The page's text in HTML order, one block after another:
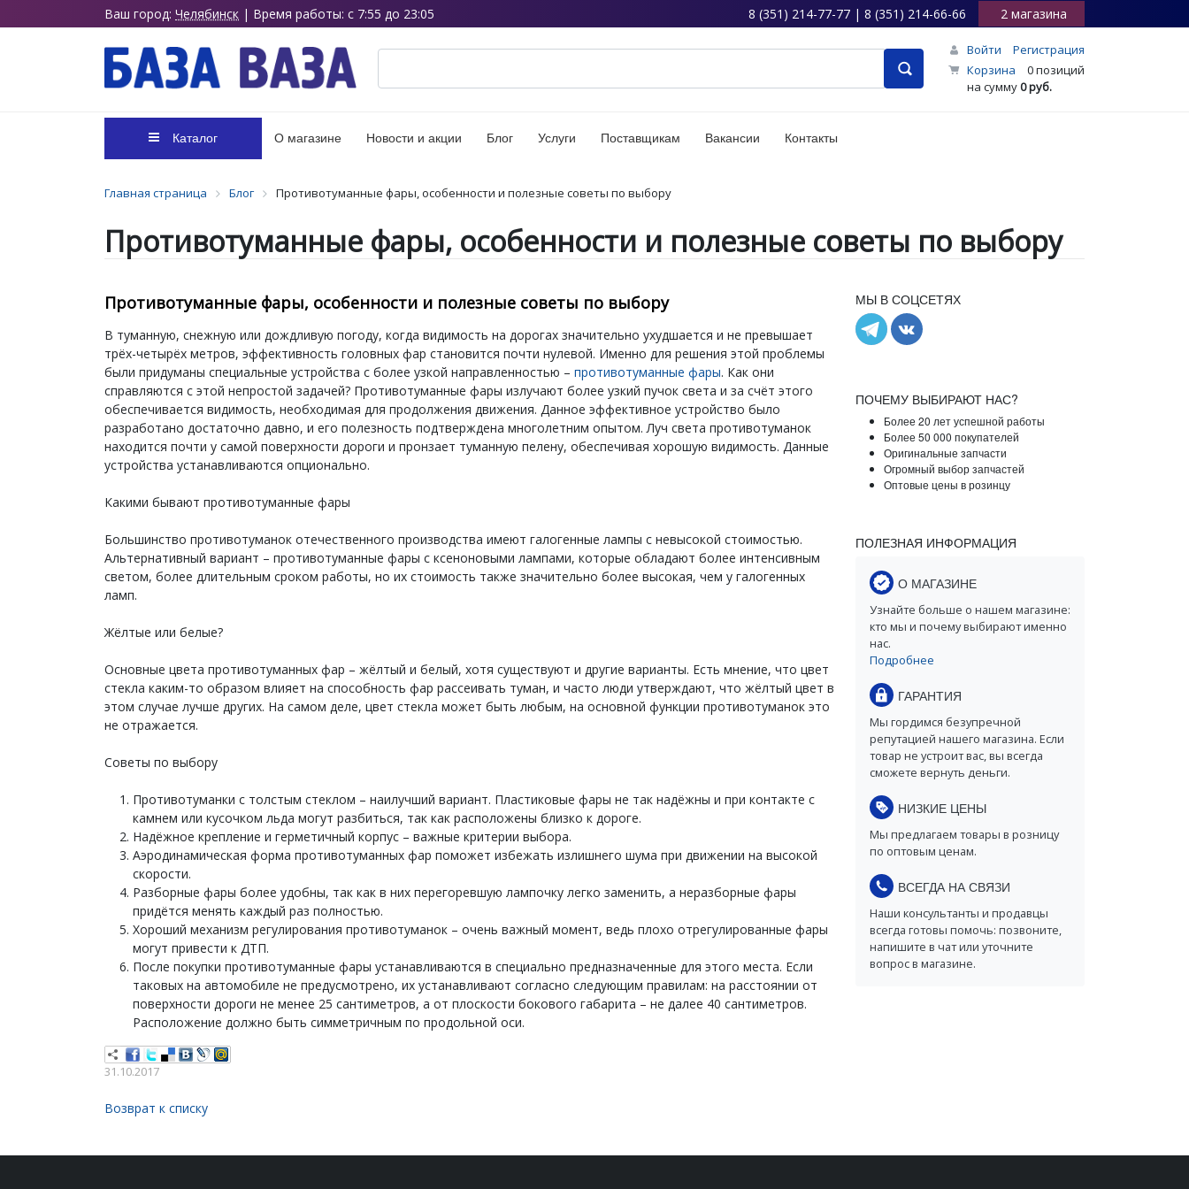
Ваш город: Челябинск | Время работы: с 7:55 до 23:05 8 (351) 214-77-77 | 8 (351) 214-66-66 2 магазина
Войти
Регистрация
Корзина
0 позиций
на сумму0 руб.
Каталог О магазине Новости и акции Блог Услуги Поставщикам Вакансии Контакты
Главная страница Блог Противотуманные фары, особенности и полезные советы по выбору
Противотуманные фары, особенности и полезные советы по выбору
Противотуманные фары, особенности и полезные советы по выбору
В туманную, снежную или дождливую погоду, когда видимость на дорогах значительно ухудшается и не превышает
трёх-четырёх метров, эффективность головных фар становится почти нулевой. Именно для решения этой проблемы
были придуманы специальные устройства с более узкой направленностью – противотуманные фары. Как они
справляются с этой непростой задачей? Противотуманные фары излучают более узкий пучок света и за счёт этого
обеспечивается видимость, необходимая для продолжения движения. Данное эффективное устройство было
разработано достаточно давно, и его полезность подтверждена многолетним опытом. Луч света противотуманок
находится почти у самой поверхности дороги и пронзает туманную пелену, обеспечивая хорошую видимость. Данные
устройства устанавливаются опционально.
Какими бывают противотуманные фары
Большинство противотуманок отечественного производства имеют галогенные лампы с невысокой стоимостью.
Альтернативный вариант – противотуманные фары с ксеноновыми лампами, которые обладают более интенсивным
светом, более длительным сроком работы, но их стоимость также значительно более высокая, чем у галогенных
ламп.
Жёлтые или белые?
Основные цвета противотуманных фар – жёлтый и белый, хотя существуют и другие варианты. Есть мнение, что цвет
стекла каким-то образом влияет на способность фар рассеивать туман, и часто люди утверждают, что жёлтый цвет в
этом случае лучше других. На самом деле, цвет стекла может быть любым, на основной функции противотуманок это
не отражается.
Советы по выбору
Противотуманки с толстым стеклом – наилучший вариант. Пластиковые фары не так надёжны и при контакте с
камнем или кусочком льда могут разбиться, так как расположены близко к дороге.
Надёжное крепление и герметичный корпус – важные критерии выбора.
Аэродинамическая форма противотуманных фар поможет избежать излишнего шума при движении на высокой
скорости.
Разборные фары более удобны, так как в них перегоревшую лампочку легко заменить, а неразборные фары
придётся менять каждый раз полностью.
Хороший механизм регулирования противотуманок – очень важный момент, ведь плохо отрегулированные фары
могут привести к ДТП.
После покупки противотуманные фары устанавливаются в специально предназначенные для этого места. Если
таковых на автомобиле не предусмотрено, их устанавливают согласно следующим правилам: на расстоянии от
поверхности дороги не менее 25 сантиметров, а от плоскости бокового габарита – не далее 40 сантиметров.
Расположение должно быть симметричным по продольной оси.
31.10.2017
Возврат к списку
МЫ В СОЦСЕТЯХ
ПОЧЕМУ ВЫБИРАЮТ НАС?
Более 20 лет успешной работы
Более 50 000 покупателей
Оригинальные запчасти
Огромный выбор запчастей
Оптовые цены в розинцу
ПОЛЕЗНАЯ ИНФОРМАЦИЯ
О МАГАЗИНЕ
Узнайте больше о нашем магазине:
кто мы и почему выбирают именно
нас.
Подробнее
ГАРАНТИЯ
Мы гордимся безупречной
репутацией нашего магазина. Если
товар не устроит вас, вы всегда
сможете вернуть деньги.
НИЗКИЕ ЦЕНЫ
Мы предлагаем товары в розницу
по оптовым ценам.
ВСЕГДА НА СВЯЗИ
Наши консультанты и продавцы
всегда готовы помочь: позвоните,
напишите в чат или уточните
вопрос в магазине.